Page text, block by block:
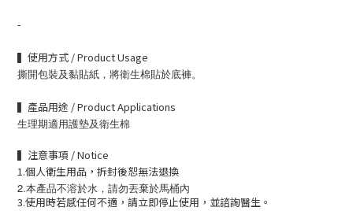
-
▍使用方式 / Product Usage
撕開包裝及黏貼紙，將衛生棉貼於底褲。
▍產品用途 / Product Applications
生理期適用護墊及衛生棉
▍注意事項 / Notice
1.個人衛生用品，拆封後恕無法退換
2.本產品不溶於水，請勿丟棄於馬桶內
3.使用時若感任何不適，請立即停止使用，並諮詢醫生。